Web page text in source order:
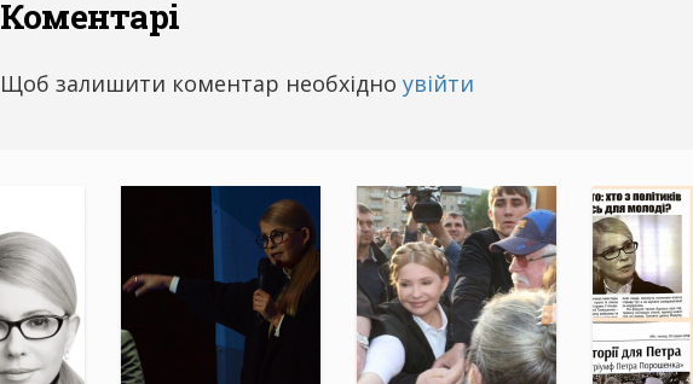
Коментарі
Щоб залишити коментар необхідно увійти